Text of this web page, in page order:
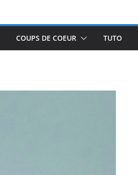
COUPS DE COEUR TUTO